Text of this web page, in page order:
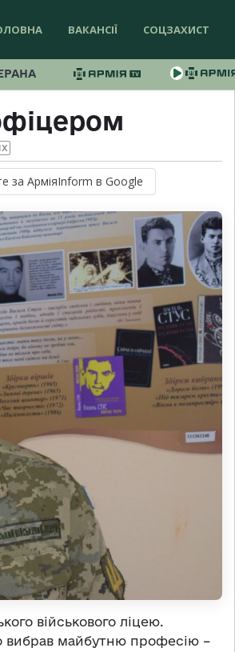
ВАКАНСІЇ СОЦЗАХИСТ
за АрміяInform в Google
військового ліцею.
вибрав майбутню професію –